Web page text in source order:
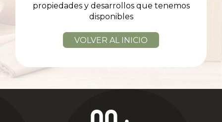
propiedades y desarrollos que tenemos
disponibles
VOLVER AL INICIO